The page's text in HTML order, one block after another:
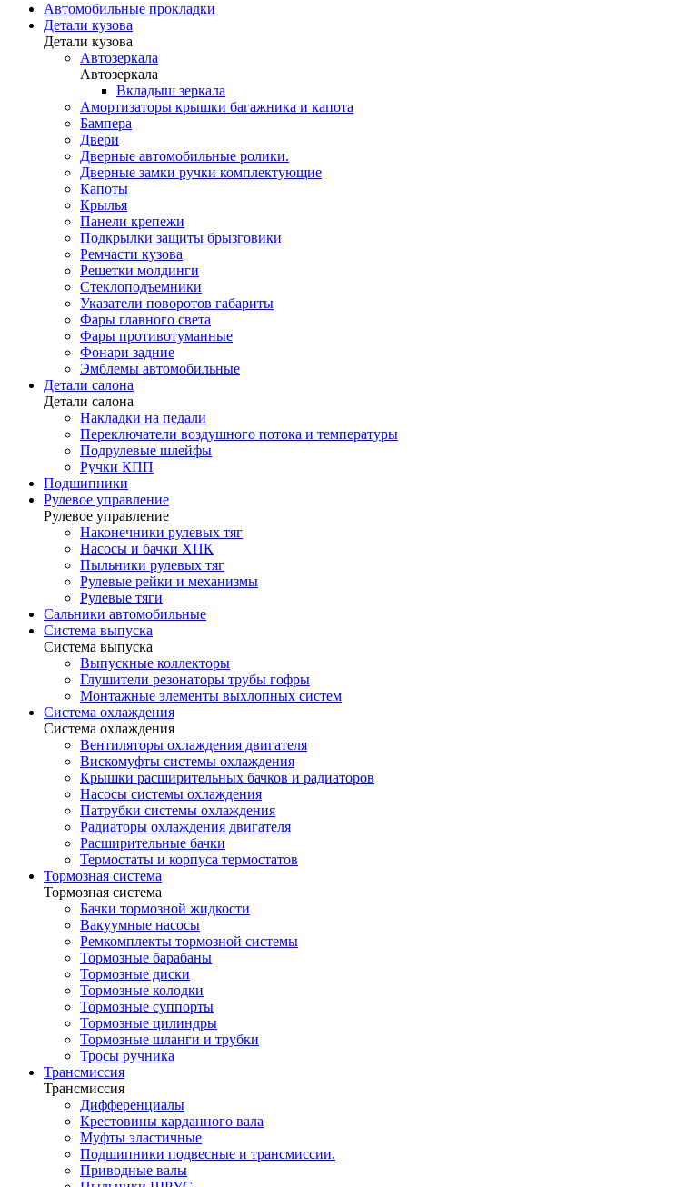
Автомобильные прокладки
Детали кузова
Детали кузова
Автозеркала
Автозеркала
Вкладыш зеркала
Амортизаторы крышки багажника и капота
Бампера
Двери
Дверные автомобильные ролики.
Дверные замки ручки комплектующие
Капоты
Крылья
Панели крепежи
Подкрылки защиты брызговики
Ремчасти кузова
Решетки молдинги
Стеклоподъемники
Указатели поворотов габариты
Фары главного света
Фары противотуманные
Фонари задние
Эмблемы автомобильные
Детали салона
Детали салона
Накладки на педали
Переключатели воздушного потока и температуры
Подрулевые шлейфы
Ручки КПП
Подшипники
Рулевое управление
Рулевое управление
Наконечники рулевых тяг
Насосы и бачки ХПК
Пыльники рулевых тяг
Рулевые рейки и механизмы
Рулевые тяги
Сальники автомобильные
Система выпуска
Система выпуска
Выпускные коллекторы
Глушители резонаторы трубы гофры
Монтажные элементы выхлопных систем
Система охлаждения
Система охлаждения
Вентиляторы охлаждения двигателя
Вискомуфты системы охлаждения
Крышки расширительных бачков и радиаторов
Насосы системы охлаждения
Патрубки системы охлаждения
Радиаторы охлаждения двигателя
Расширительные бачки
Термостаты и корпуса термостатов
Тормозная система
Тормозная система
Бачки тормозной жидкости
Вакуумные насосы
Ремкомплекты тормозной системы
Тормозные барабаны
Тормозные диски
Тормозные колодки
Тормозные суппорты
Тормозные цилиндры
Тормозные шланги и трубки
Тросы ручника
Трансмиссия
Трансмиссия
Дифференциалы
Крестовины карданного вала
Муфты эластичные
Подшипники подвесные и трансмиссии.
Приводные валы